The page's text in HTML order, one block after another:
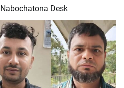
Nabochatona Desk